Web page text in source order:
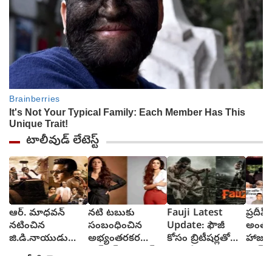
టాలీవుడ్ లేటెస్ట్
ఆర్‌. మాధవన్‌
నటించిన
జి.డి.నాయుడు
విడుదలకు సిద్ధం
నటి టబుకు
సంబంధించిన
అభ్యంతరకర
Fauji Latest
Update: ఫౌజీ
కోసం బ్రిటీషర్లతో